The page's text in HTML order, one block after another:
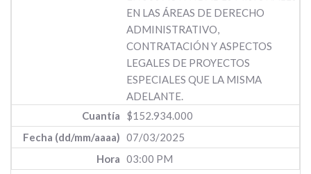
EN LAS ÁREAS DE DERECHO
ADMINISTRATIVO,
CONTRATACIÓN Y ASPECTOS
LEGALES DE PROYECTOS
ESPECIALES QUE LA MISMA
ADELANTE.
$152.934.000
07/03/2025
03:00 PM